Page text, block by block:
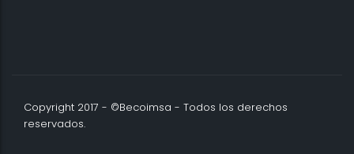
Copyright 2017 - ©Becoimsa - Todos los derechos
reservados.